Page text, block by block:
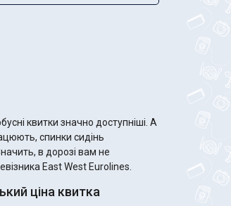
квитки значно доступніші. А
спинки сидінь
в дорозі вам не
East West Eurolines.
ціна квитка